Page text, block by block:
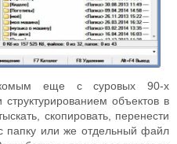
еще с суровых 90-х
объектов в
скопировать, перенести
папку или же отдельный файл